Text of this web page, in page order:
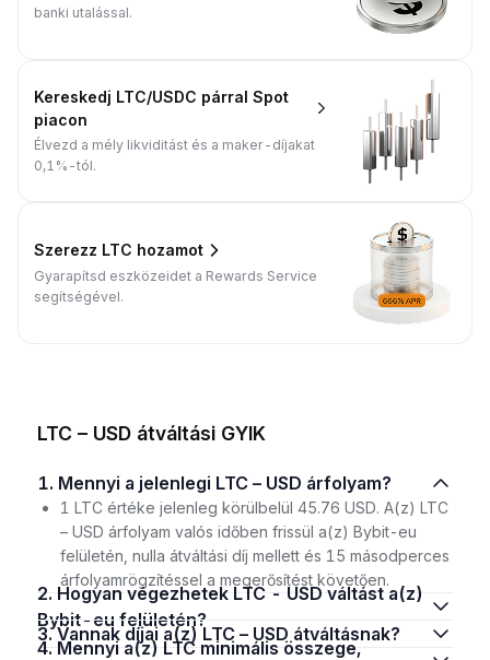
banki utalással.
Kereskedj LTC/USDC párral Spot
piacon
Élvezd a mély likviditást és a maker-díjakat
0,1%-tól.
Szerezz LTC hozamot
Gyarapítsd eszközeidet a Rewards Service
segítségével.
LTC – USD átváltási GYIK
1. Mennyi a jelenlegi LTC – USD árfolyam?
1 LTC értéke jelenleg körülbelül 45.76 USD. A(z) LTC
– USD árfolyam valós időben frissül a(z) Bybit-eu
felületén, nulla átváltási díj mellett és 15 másodperces
árfolyamrögzítéssel a megerősítést követően.
2. Hogyan végezhetek LTC - USD váltást a(z)
Bybit-eu felületén?
3. Vannak díjai a(z) LTC – USD átváltásnak?
4. Mennyi a(z) LTC minimális összege,